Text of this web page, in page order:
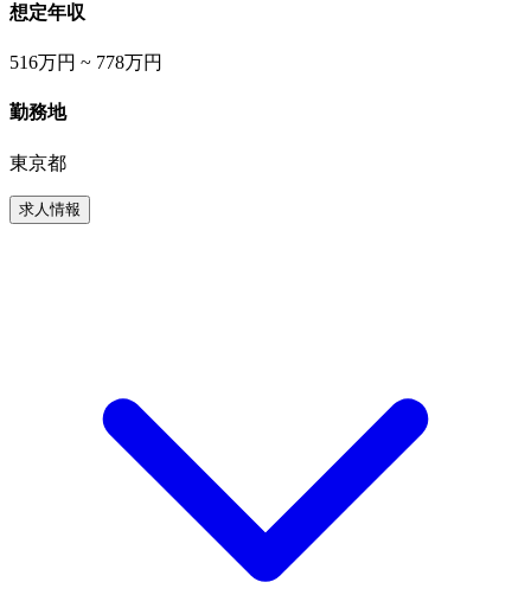
想定年収
516万円 ~ 778万円
勤務地
東京都
求人情報